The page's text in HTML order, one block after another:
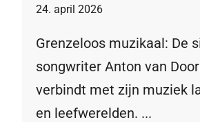
24. april 2026
Grenzeloos muzikaal: De
songwriter Anton van
verbindt met zijn muziek
en leefwerelden. ...